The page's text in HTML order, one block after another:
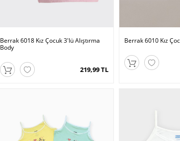
Berrak 6018 Kız Çocuk 3'lü Alıştırma
Body
219,99 TL
Berrak 6010 Kız